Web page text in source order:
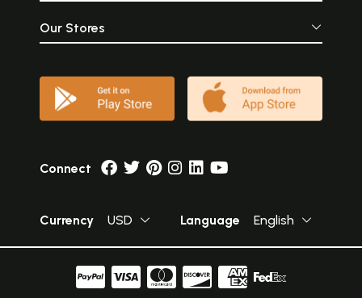
Our Stores
Connect
Currency USD Language English